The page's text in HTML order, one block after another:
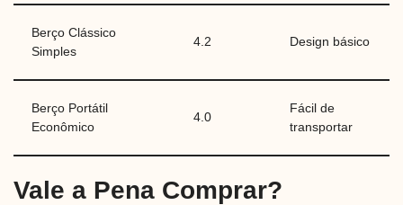
Berço Clássico
Simples
4.2 Design básico
Berço Portátil
Econômico
4.0
Fácil de
transportar
Vale a Pena Comprar?